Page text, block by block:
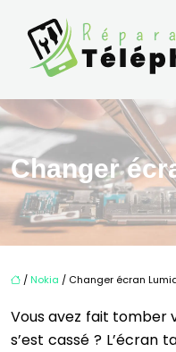
Changer
/ Nokia / Changer écran
Vous avez fait tomber
s’est cassé ? L’écran